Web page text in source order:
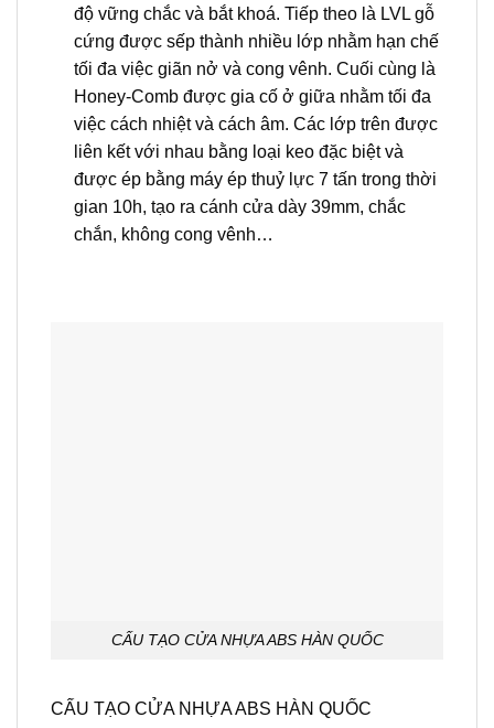
độ vững chắc và bắt khoá. Tiếp theo là LVL gỗ
cứng được sếp thành nhiều lớp nhằm hạn chế
tối đa việc giãn nở và cong vênh. Cuối cùng là
Honey-Comb được gia cố ở giữa nhằm tối đa
việc cách nhiệt và cách âm. Các lớp trên được
liên kết với nhau bằng loại keo đặc biệt và
được ép bằng máy ép thuỷ lực 7 tấn trong thời
gian 10h, tạo ra cánh cửa dày 39mm, chắc
chắn, không cong vênh…
CẤU TẠO CỬA NHỰA ABS HÀN QUỐC
CẤU TẠO CỬA NHỰA ABS HÀN QUỐC